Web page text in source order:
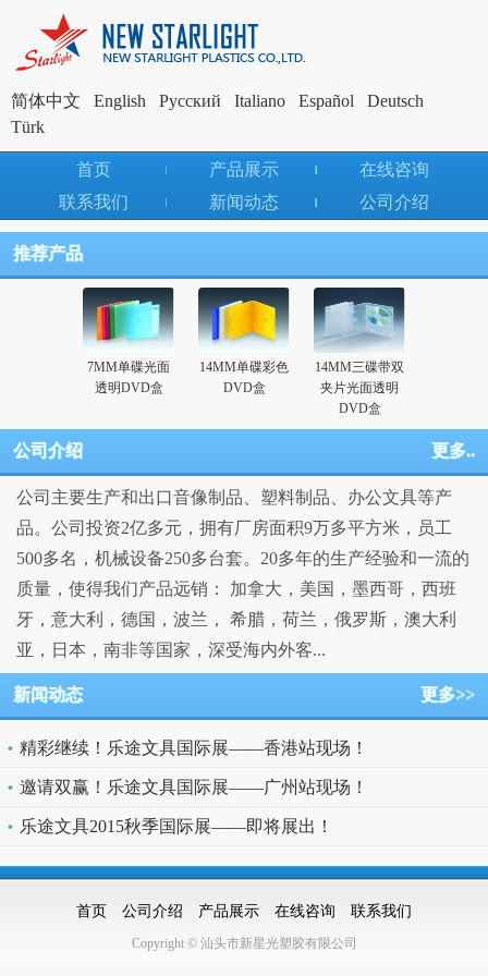
简体中文 English Pусский Italiano Español
Deutsch
Türk
首页 产品展示
在线咨询
联系我们
新闻动态 公司介绍
推荐产品
7MM单碟光面
透明DVD盒
14MM单碟彩色
DVD盒
14MM三碟带双
夹片光面透明
DVD盒
公司介绍 更多..
公司主要生产和出口音像制品、塑料制品、办公文具等产
品。公司投资2亿多元，拥有厂房面积9万多平方米，员工
500多名，机械设备250多台套。20多年的生产经验和一流的
质量，使得我们产品远销： 加拿大，美国，墨西哥，西班
牙，意大利，德国，波兰， 希腊，荷兰，俄罗斯，澳大利
亚，日本，南非等国家，深受海内外客...
新闻动态 更多>>
精彩继续！乐途文具国际展——香港站现场！
邀请双赢！乐途文具国际展——广州站现场！
乐途文具2015秋季国际展——即将展出！
首页 公司介绍 产品展示 在线咨询 联系我们
Copyright © 汕头市新星光塑胶有限公司